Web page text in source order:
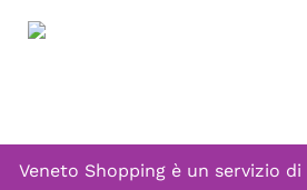
Veneto Shopping è un servizio di